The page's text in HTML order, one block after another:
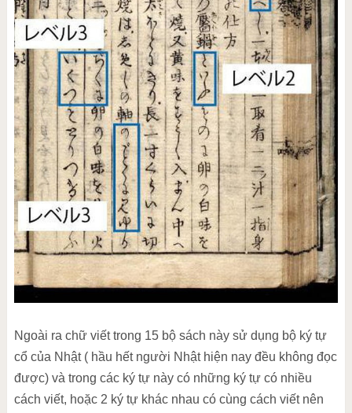
Ngoài ra chữ viết trong 15 bộ sách này sử dụng bộ ký tự
cổ của Nhật ( hầu hết người Nhật hiện nay đều không đọc
được) và trong các ký tự này có những ký tự có nhiều
cách viết, hoặc 2 ký tự khác nhau có cùng cách viết nên